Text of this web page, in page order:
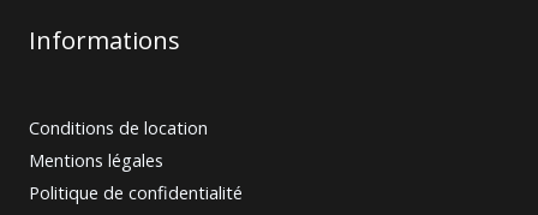
Informations
Conditions de location
Mentions légales
Politique de confidentialité